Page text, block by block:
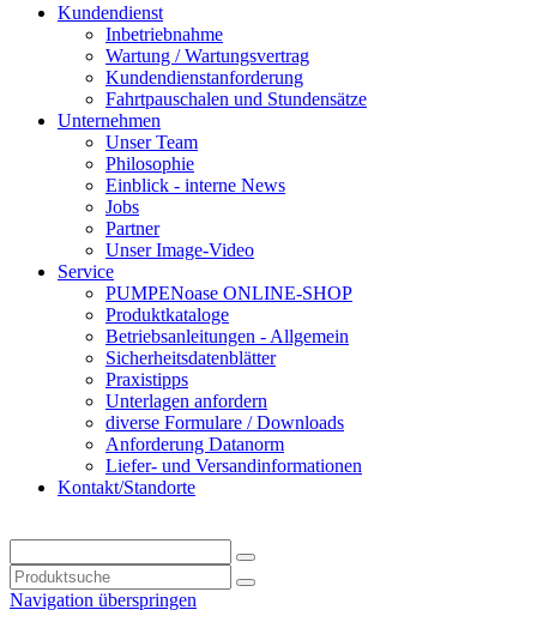
Kundendienst
Inbetriebnahme
Wartung / Wartungsvertrag
Kundendienstanforderung
Fahrtpauschalen und Stundensätze
Unternehmen
Unser Team
Philosophie
Einblick - interne News
Jobs
Partner
Unser Image-Video
Service
PUMPENoase ONLINE-SHOP
Produktkataloge
Betriebsanleitungen - Allgemein
Sicherheitsdatenblätter
Praxistipps
Unterlagen anfordern
diverse Formulare / Downloads
Anforderung Datanorm
Liefer- und Versandinformationen
Kontakt/Standorte
Navigation überspringen